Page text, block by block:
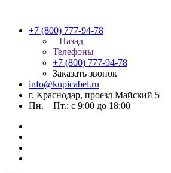
+7 (800) 777-94-78
Назад
Телефоны
+7 (800) 777-94-78
Заказать звонок
info@kupicabel.ru
г. Краснодар, проезд Майский 5
Пн. – Пт.: с 9:00 до 18:00